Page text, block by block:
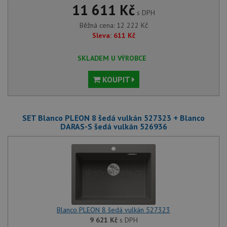
11 611 Kč s DPH
Běžná cena: 12 222 Kč
Sleva: 611 Kč
SKLADEM U VÝROBCE
KOUPIT
SET Blanco PLEON 8 šedá vulkán 527323 + Blanco
DARAS-S šedá vulkán 526936
Blanco PLEON 8 šedá vulkán 527323
9 621 Kčs DPH